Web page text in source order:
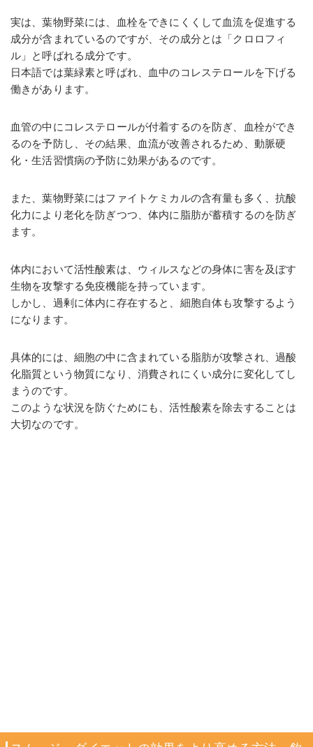
実は、葉物野菜には、血栓をできにくくして血流を促進する
成分が含まれているのですが、その成分とは「クロロフィ
ル」と呼ばれる成分です。
日本語では葉緑素と呼ばれ、血中のコレステロールを下げる
働きがあります。
血管の中にコレステロールが付着するのを防ぎ、血栓ができ
るのを予防し、その結果、血流が改善されるため、動脈硬
化・生活習慣病の予防に効果があるのです。
また、葉物野菜にはファイトケミカルの含有量も多く、抗酸
化力により老化を防ぎつつ、体内に脂肪が蓄積するのを防ぎ
ます。
体内において活性酸素は、ウィルスなどの身体に害を及ぼす
生物を攻撃する免疫機能を持っています。
しかし、過剰に体内に存在すると、細胞自体も攻撃するよう
になります。
具体的には、細胞の中に含まれている脂肪が攻撃され、過酸
化脂質という物質になり、消費されにくい成分に変化してし
まうのです。
このような状況を防ぐためにも、活性酸素を除去することは
大切なのです。